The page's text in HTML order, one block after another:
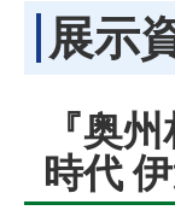
展示
『奥
時代